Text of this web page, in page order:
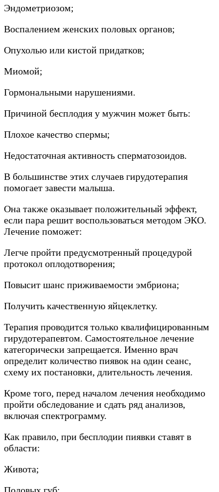
Эндометриозом;
Воспалением женских половых органов;
Опухолью или кистой придатков;
Миомой;
Гормональными нарушениями.
Причиной бесплодия у мужчин может быть:
Плохое качество спермы;
Недостаточная активность сперматозоидов.
В большинстве этих случаев гирудотерапия
помогает завести малыша.
Она также оказывает положительный эффект,
если пара решит воспользоваться методом ЭКО.
Лечение поможет:
Легче пройти предусмотренный процедурой
протокол оплодотворения;
Повысит шанс приживаемости эмбриона;
Получить качественную яйцеклетку.
Терапия проводится только квалифицированным
гирудотерапевтом. Самостоятельное лечение
категорически запрещается. Именно врач
определит количество пиявок на один сеанс,
схему их постановки, длительность лечения.
Кроме того, перед началом лечения необходимо
пройти обследование и сдать ряд анализов,
включая спектрограмму.
Как правило, при бесплодии пиявки ставят в
области:
Живота;